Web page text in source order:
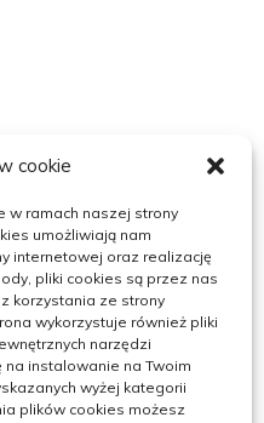
cookie
w ramach naszej strony
umożliwiają nam
internetowej oraz realizację
pliki cookies są przez nas
korzystania ze strony
wykorzystuje również pliki
narzędzi
na instalowanie na Twoim
wyżej kategorii
plików cookies możesz